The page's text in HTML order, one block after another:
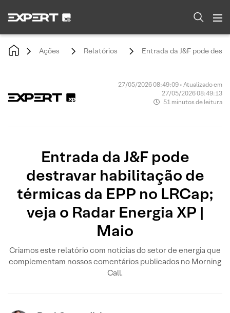
Ações Relatórios Entrada da J&F pode
27/05/2026 08:49:09 • Atualizado em
27/05/2026 08:49:13
51 minutos de leitura
Entrada da J&F pode
destravar habilitação de
térmicas da EPP no LRCap;
veja o Radar Energia XP |
Maio
Criamos este relatório com notícias do setor de energia que
complementam nossos comentários publicados no Morning
Call.